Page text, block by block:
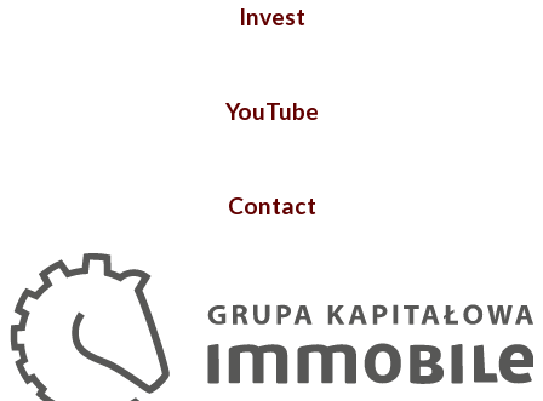
Invest
YouTube
Contact